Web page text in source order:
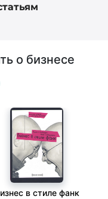
о бизнесе
в стиле фанк